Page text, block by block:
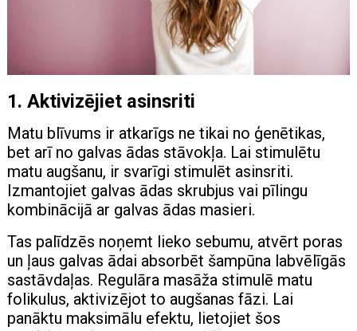
1. Aktivizējiet asinsriti
Matu blīvums ir atkarīgs ne tikai no ģenētikas,
bet arī no galvas ādas stāvokļa. Lai stimulētu
matu augšanu, ir svarīgi stimulēt asinsriti.
Izmantojiet galvas ādas skrubjus vai pīlingu
kombinācijā ar galvas ādas masieri.
Tas palīdzēs noņemt lieko sebumu, atvērt poras
un ļaus galvas ādai absorbēt šampūna labvēlīgās
sastāvdaļas. Regulāra masāža stimulē matu
folikulus, aktivizējot to augšanas fāzi. Lai
panāktu maksimālu efektu, lietojiet šos